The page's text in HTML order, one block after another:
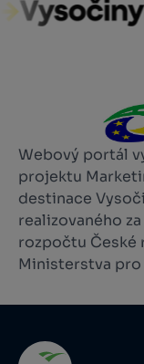
Webový portál
projektu
destinace
realizovaného
rozpočtu České
Ministerstva